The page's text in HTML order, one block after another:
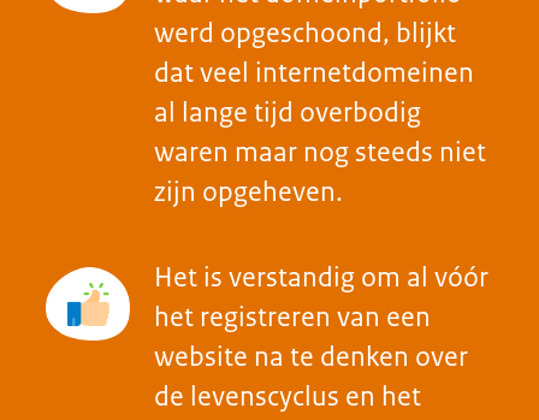
Hoe bereik je dit?
Internetdomeinen zijn ‘compliant-
by-design’: compliancy van
internetdomeinen zit in
contractuele afspraken met de
leverancier
wanneer internetdomeinen
niet voldoen aan web eisen en
open standaarden